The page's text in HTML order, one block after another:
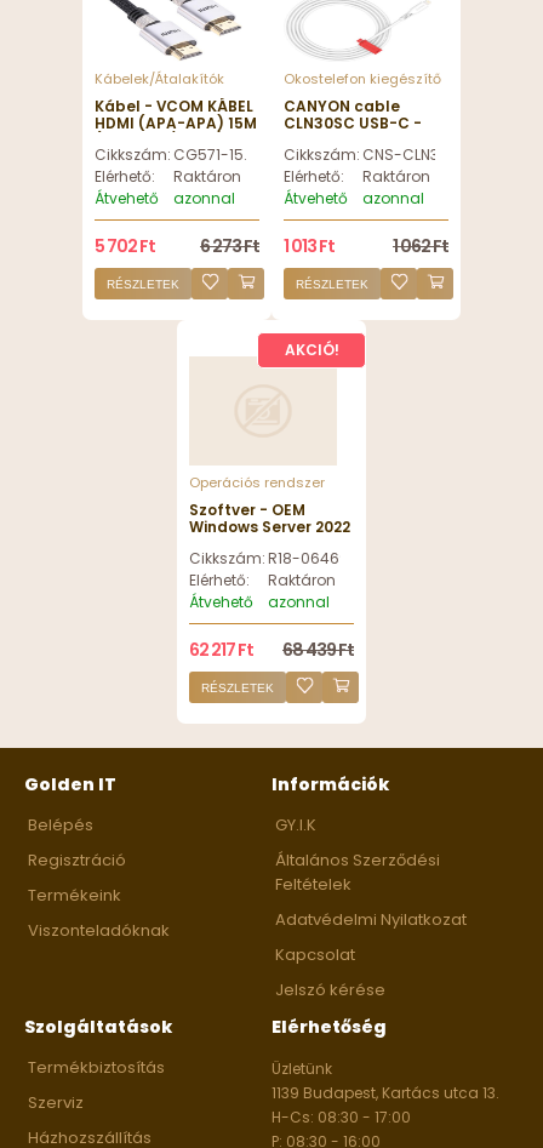
Kábelek/Átalakítók
Kábel - VCOM KÁBEL
HDMI (APA-APA) 15M
FEKETE-EZÜST
(CG571-15.0)
Cikkszám: CG571-15.0
Elérhető:
Raktáron
Átvehető
azonnal
5 702 Ft 6 273 Ft
RÉSZLETEK
Okostelefon kiegészítő
CANYON cable
CLN30SC USB-C -
White
Cikkszám: CNS-CLN30SC12W
Elérhető:
Raktáron
Átvehető
azonnal
1 013 Ft 1 062 Ft
RÉSZLETEK
AKCIÓ!
Operációs rendszer
Szoftver - OEM
Windows Server 2022
Cikkszám:R18-06469
Elérhető:
Raktáron
Átvehető
azonnal
62 217 Ft 68 439 Ft
RÉSZLETEK
Golden IT
Belépés
Regisztráció
Termékeink
Viszonteladóknak
Információk
GY.I.K
Általános Szerződési
Feltételek
Adatvédelmi Nyilatkozat
Kapcsolat
Jelszó kérése
Szolgáltatások
Termékbiztosítás
Szerviz
Házhozszállítás
Elérhetőség
Üzletünk
1139 Budapest, Kartács utca 13.
H-Cs: 08:30 - 17:00
P: 08:30 - 16:00